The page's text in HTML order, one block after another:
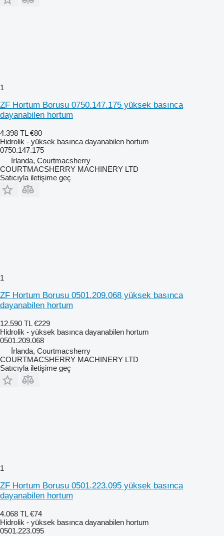
1
ZF Hortum Borusu 0750.147.175 yüksek basınca
dayanabilen hortum
4.398 TL €80
Hidrolik - yüksek basınca dayanabilen hortum
0750.147.175
İrlanda, Courtmacsherry
COURTMACSHERRY MACHINERY LTD
Satıcıyla iletişime geç
1
ZF Hortum Borusu 0501.209.068 yüksek basınca
dayanabilen hortum
12.590 TL €229
Hidrolik - yüksek basınca dayanabilen hortum
0501.209.068
İrlanda, Courtmacsherry
COURTMACSHERRY MACHINERY LTD
Satıcıyla iletişime geç
1
ZF Hortum Borusu 0501.223.095 yüksek basınca
dayanabilen hortum
4.068 TL €74
Hidrolik - yüksek basınca dayanabilen hortum
0501.223.095